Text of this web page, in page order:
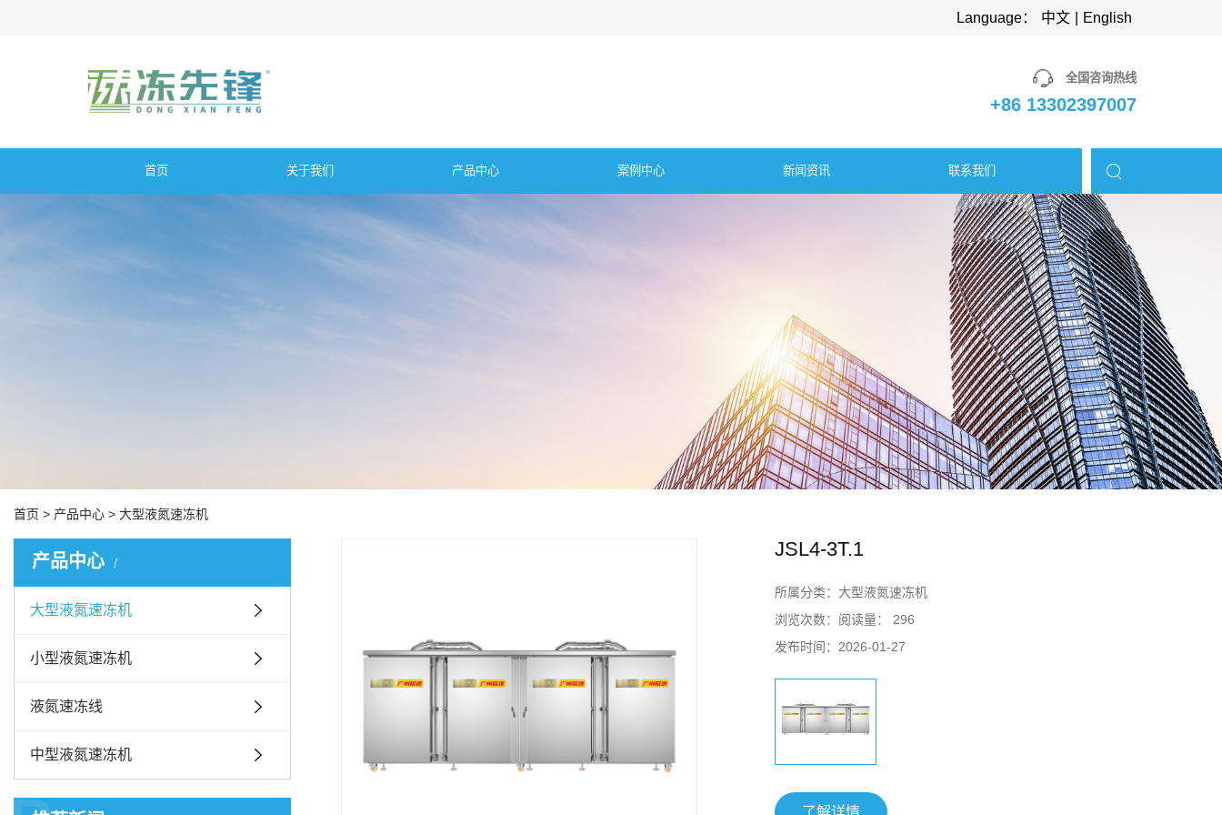
Language： 中文 English
全国咨询热线
+86 13302397007
首页 关于我们 产品中心 案例中心 新闻资讯 联系我们
首页 > 产品中心 > 大型液氮速冻机
产品中心
大型液氮速冻机
小型液氮速冻机
液氮速冻线
中型液氮速冻机
JSL4-3T.1
所属分类： 大型液氮速冻机
浏览次数： 阅读量： 296
发布时间： 2026-01-27
了解详情